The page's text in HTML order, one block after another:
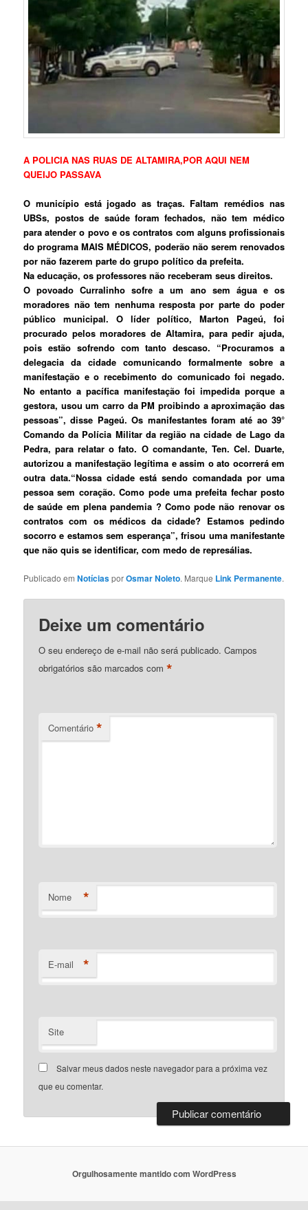
A POLICIA NAS RUAS DE ALTAMIRA,POR AQUI NEM
QUEIJO PASSAVA
O município está jogado as traças. Faltam remédios nas
UBSs, postos de saúde foram fechados, não tem médico
para atender o povo e os contratos com alguns profissionais
do programa MAIS MÉDICOS, poderão não serem renovados
por não fazerem parte do grupo político da prefeita.
Na educação, os professores não receberam seus direitos.
O povoado Curralinho sofre a um ano sem água e os
moradores não tem nenhuma resposta por parte do poder
público municipal. O líder político, Marton Pageú, foi
procurado pelos moradores de Altamira, para pedir ajuda,
pois estão sofrendo com tanto descaso. “Procuramos a
delegacia da cidade comunicando formalmente sobre a
manifestação e o recebimento do comunicado foi negado.
No entanto a pacífica manifestação foi impedida porque a
gestora, usou um carro da PM proibindo a aproximação das
pessoas”, disse Pageú.Os manifestantes foram até ao 39°
Comando da Polícia Militar da região na cidade de Lago da
Pedra, para relatar o fato. O comandante, Ten. Cel. Duarte,
autorizou a manifestação legítima e assim o ato ocorrerá em
outra data.“Nossa cidade está sendo comandada por uma
pessoa sem coração. Como pode uma prefeita fechar posto
de saúde em plena pandemia ? Como pode não renovar os
contratos com os médicos da cidade? Estamos pedindo
socorro e estamos sem esperança”, frisou uma manifestante
que não quis se identificar, com medo de represálias.
Publicado emNotíciasporOsmar Noleto. Marque Link Permanente.
Deixe um comentário
O seu endereço de e-mail não será publicado. Campos
obrigatórios são marcados com*
Comentário *
Nome *
E-mail *
Site
Salvar meus dados neste navegador para a próxima vez
que eu comentar.
Orgulhosamente mantido com WordPress